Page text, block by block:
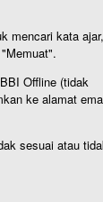
mencari kata ajar,
Offline (tidak
ke alamat
sesuai atau